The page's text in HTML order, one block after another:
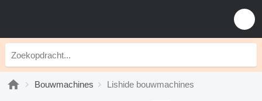
Bouwmachines Lishide bouwmachines